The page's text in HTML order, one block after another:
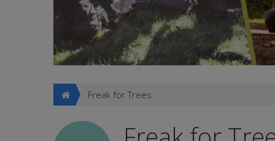
Freak for Trees